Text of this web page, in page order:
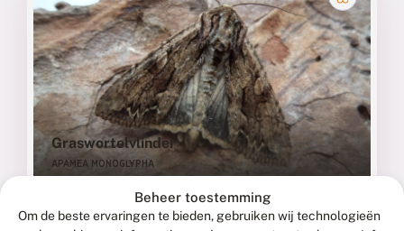
Beheer toestemming
Om de beste ervaringen te bieden, gebruiken wij technologieën
Graswortelvlinder
APAMEA MONOGLYPHA
Fotograaf: Mary van Steeg, Gasselte, 6 juni 2019